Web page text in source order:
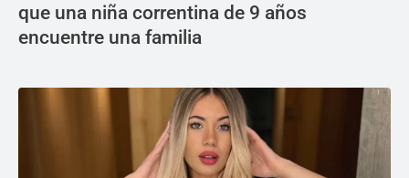
que una niña correntina de 9 años
encuentre una familia